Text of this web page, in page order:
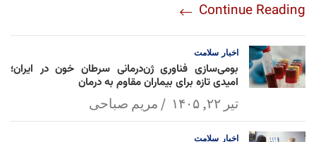
ok
Ap
p
Lin
k
l
Continue Reading
اخبار سلامت
بومی‌سازی فناوری ژن‌درمانی سرطان خون در ایران؛
امیدی تازه برای بیماران مقاوم به درمان
تیر ۲۲, ۱۴۰۵ مریم صباحی
اخبار سلامت